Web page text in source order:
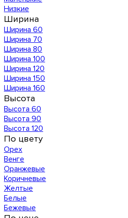
Низкие
Ширина
Ширина 60
Ширина 70
Ширина 80
Ширина 100
Ширина 120
Ширина 150
Ширина 160
Высота
Высота 60
Высота 90
Высота 120
По цвету
Орех
Венге
Оранжевые
Коричневые
Желтые
Белые
Бежевые